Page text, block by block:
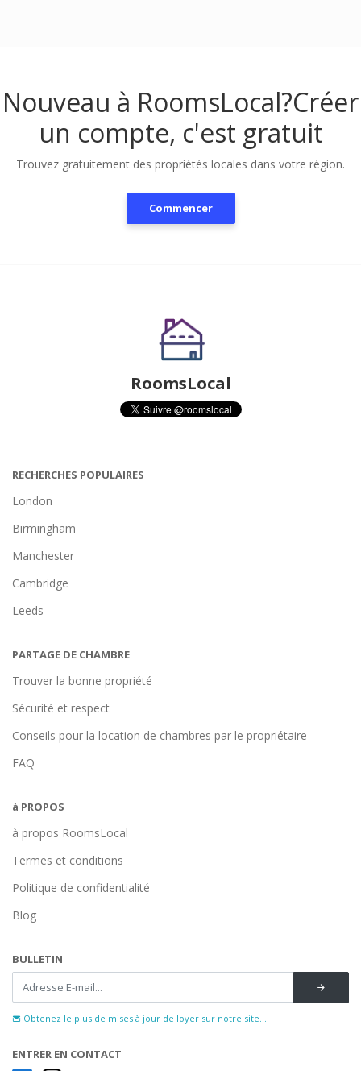
Nouveau à RoomsLocal?Créer
un compte, c'est gratuit
Trouvez gratuitement des propriétés locales dans votre région.
Commencer
RoomsLocal
RECHERCHES POPULAIRES
London
Birmingham
Manchester
Cambridge
Leeds
PARTAGE DE CHAMBRE
Trouver la bonne propriété
Sécurité et respect
Conseils pour la location de chambres par le propriétaire
FAQ
à PROPOS
à propos RoomsLocal
Termes et conditions
Politique de confidentialité
Blog
BULLETIN
Obtenez le plus de mises à jour de loyer sur notre site...
ENTRER EN CONTACT